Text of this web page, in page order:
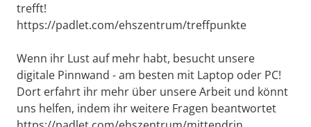
trefft!
https://padlet.com/ehszentrum/treffpunkte
Wenn ihr Lust auf mehr habt, besucht unsere
digitale Pinnwand - am besten mit Laptop oder PC!
Dort erfahrt ihr mehr über unsere Arbeit und könnt
uns helfen, indem ihr weitere Fragen beantwortet